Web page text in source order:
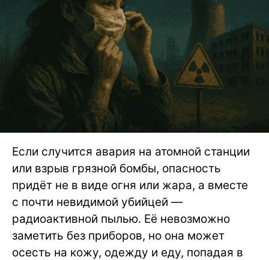
Если случится авария на атомной станции
или взрыв грязной бомбы, опасность
придёт не в виде огня или жара, а вместе
с почти невидимой убийцей —
радиоактивной пылью. Её невозможно
заметить без приборов, но она может
осесть на кожу, одежду и еду, попадая в